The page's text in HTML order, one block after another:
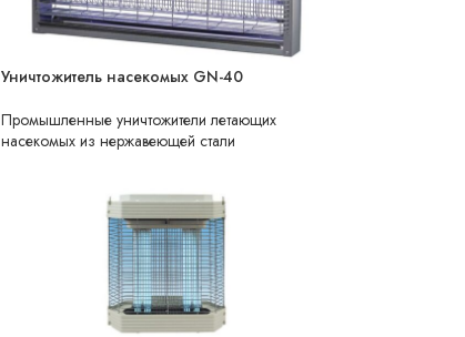
НЕТ В НАЛИЧИИ
Уничтожитель насекомых GN-40
Промышленные уничтожители летающих
насекомых из нержавеющей стали